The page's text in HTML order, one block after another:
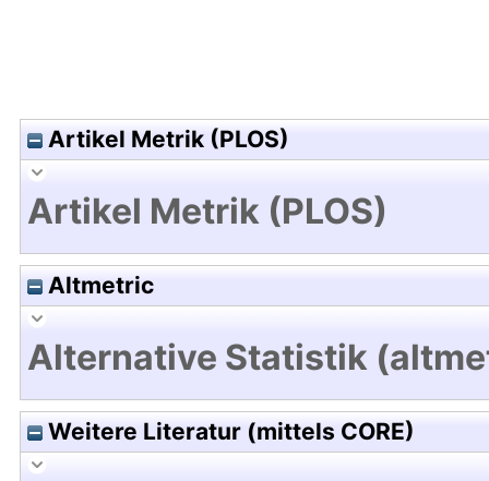
Artikel Metrik (PLOS)
Artikel Metrik (PLOS)
Altmetric
Alternative Statistik
Weitere Literatur (mittels CORE)